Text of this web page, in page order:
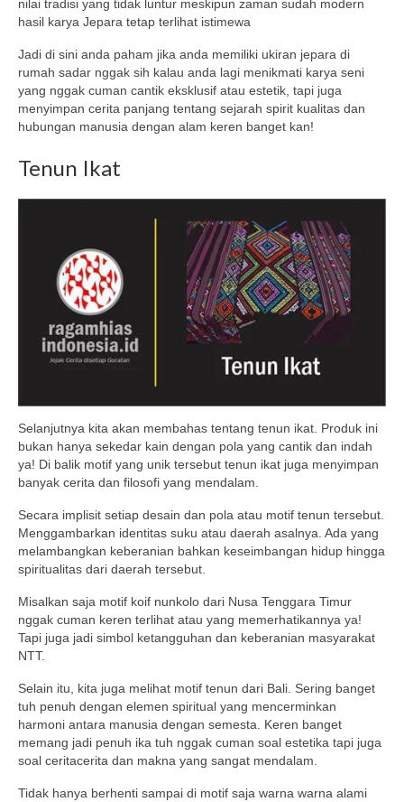
nilai tradisi yang tidak luntur meskipun zaman sudah modern
hasil karya Jepara tetap terlihat istimewa
Jadi di sini anda paham jika anda memiliki ukiran jepara di
rumah sadar nggak sih kalau anda lagi menikmati karya seni
yang nggak cuman cantik eksklusif atau estetik, tapi juga
menyimpan cerita panjang tentang sejarah spirit kualitas dan
hubungan manusia dengan alam keren banget kan!
Tenun Ikat
Selanjutnya kita akan membahas tentang tenun ikat. Produk ini
bukan hanya sekedar kain dengan pola yang cantik dan indah
ya! Di balik motif yang unik tersebut tenun ikat juga menyimpan
banyak cerita dan filosofi yang mendalam.
Secara implisit setiap desain dan pola atau motif tenun tersebut.
Menggambarkan identitas suku atau daerah asalnya. Ada yang
melambangkan keberanian bahkan keseimbangan hidup hingga
spiritualitas dari daerah tersebut.
Misalkan saja motif koif nunkolo dari Nusa Tenggara Timur
nggak cuman keren terlihat atau yang memerhatikannya ya!
Tapi juga jadi simbol ketangguhan dan keberanian masyarakat
NTT.
Selain itu, kita juga melihat motif tenun dari Bali. Sering banget
tuh penuh dengan elemen spiritual yang mencerminkan
harmoni antara manusia dengan semesta. Keren banget
memang jadi penuh ika tuh nggak cuman soal estetika tapi juga
soal ceritacerita dan makna yang sangat mendalam.
Tidak hanya berhenti sampai di motif saja warna warna alami